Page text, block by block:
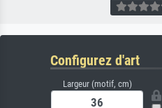
Configurez d'art
Largeur (motif, cm)